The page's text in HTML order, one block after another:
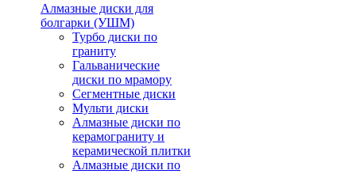
Алмазные диски для
болгарки (УШМ)
Турбо диски по
граниту
Гальванические
диски по мрамору
Сегментные диски
Мульти диски
Алмазные диски по
керамограниту и
керамической плитки
Алмазные диски по